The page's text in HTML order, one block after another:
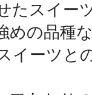
たスイー
めの品種
イーツと